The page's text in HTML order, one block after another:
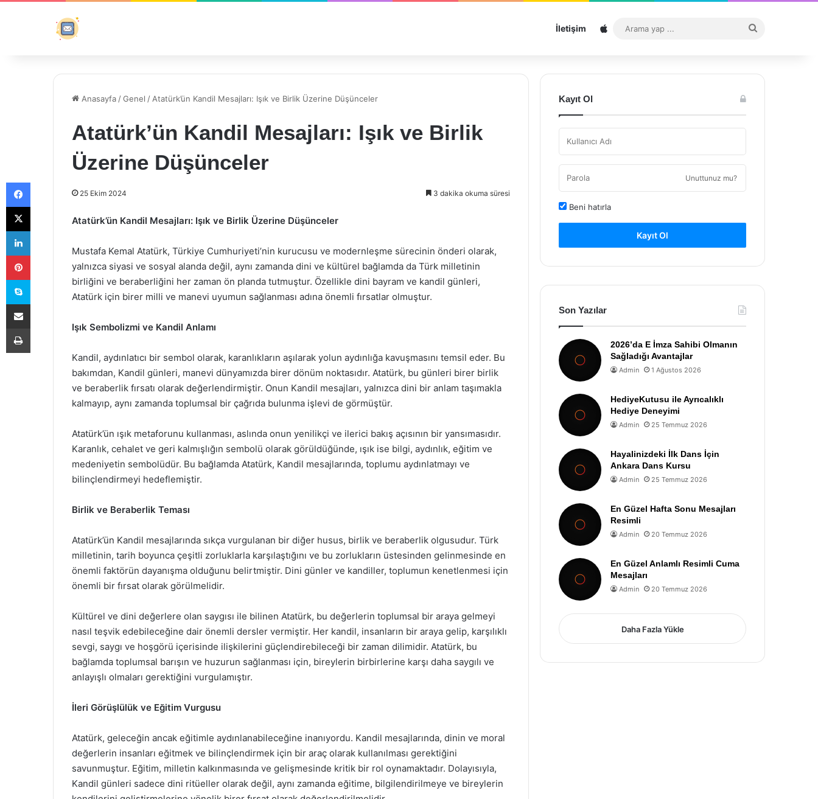
İletişim Sitemap
...
Anasayfa /Genel / Atatürk’ün Kandil Mesajları: Işık ve Birlik Üzerine Düşünceler
Atatürk’ün Kandil Mesajları: Işık ve Birlik
Üzerine Düşünceler
25 Ekim 2024 3 dakika okuma süresi
Atatürk’ün Kandil Mesajları: Işık ve Birlik Üzerine Düşünceler
Mustafa Kemal Atatürk, Türkiye Cumhuriyeti’nin kurucusu ve modernleşme sürecinin önderi olarak,
yalnızca siyasi ve sosyal alanda değil, aynı zamanda dini ve kültürel bağlamda da Türk milletinin
birliğini ve beraberliğini her zaman ön planda tutmuştur. Özellikle dini bayram ve kandil günleri,
Atatürk için birer milli ve manevi uyumun sağlanması adına önemli fırsatlar olmuştur.
Işık Sembolizmi ve Kandil Anlamı
Kandil, aydınlatıcı bir sembol olarak, karanlıkların aşılarak yolun aydınlığa kavuşmasını temsil eder. Bu
bakımdan, Kandil günleri, manevi dünyamızda birer dönüm noktasıdır. Atatürk, bu günleri birer birlik
ve beraberlik fırsatı olarak değerlendirmiştir. Onun Kandil mesajları, yalnızca dini bir anlam taşımakla
kalmayıp, aynı zamanda toplumsal bir çağrıda bulunma işlevi de görmüştür.
Atatürk’ün ışık metaforunu kullanması, aslında onun yenilikçi ve ilerici bakış açısının bir yansımasıdır.
Karanlık, cehalet ve geri kalmışlığın sembolü olarak görüldüğünde, ışık ise bilgi, aydınlık, eğitim ve
medeniyetin sembolüdür. Bu bağlamda Atatürk, Kandil mesajlarında, toplumu aydınlatmayı ve
bilinçlendirmeyi hedeflemiştir.
Birlik ve Beraberlik Teması
Atatürk’ün Kandil mesajlarında sıkça vurgulanan bir diğer husus, birlik ve beraberlik olgusudur. Türk
milletinin, tarih boyunca çeşitli zorluklarla karşılaştığını ve bu zorlukların üstesinden gelinmesinde en
önemli faktörün dayanışma olduğunu belirtmiştir. Dini günler ve kandiller, toplumun kenetlenmesi için
önemli bir fırsat olarak görülmelidir.
Kültürel ve dini değerlere olan saygısı ile bilinen Atatürk, bu değerlerin toplumsal bir araya gelmeyi
nasıl teşvik edebileceğine dair önemli dersler vermiştir. Her kandil, insanların bir araya gelip, karşılıklı
sevgi, saygı ve hoşgörü içerisinde ilişkilerini güçlendirebileceği bir zaman dilimidir. Atatürk, bu
bağlamda toplumsal barışın ve huzurun sağlanması için, bireylerin birbirlerine karşı daha saygılı ve
anlayışlı olmaları gerektiğini vurgulamıştır.
İleri Görüşlülük ve Eğitim Vurgusu
Atatürk, geleceğin ancak eğitimle aydınlanabileceğine inanıyordu. Kandil mesajlarında, dinin ve moral
değerlerin insanları eğitmek ve bilinçlendirmek için bir araç olarak kullanılması gerektiğini
savunmuştur. Eğitim, milletin kalkınmasında ve gelişmesinde kritik bir rol oynamaktadır. Dolayısıyla,
Kandil günleri sadece dini ritüeller olarak değil, aynı zamanda eğitime, bilgilendirilmeye ve bireylerin
Kayıt Ol
Unuttunuz mu?
Beni hatırla
Kayıt Ol
Son Yazılar
2026’da E İmza Sahibi Olmanın
Sağladığı Avantajlar
Admin 1 Ağustos 2026
HediyeKutusu ile Ayrıcalıklı
Hediye Deneyimi
Admin 25 Temmuz 2026
Hayalinizdeki İlk Dans İçin
Ankara Dans Kursu
Admin 25 Temmuz 2026
En Güzel Hafta Sonu Mesajları
Resimli
Admin 20 Temmuz 2026
En Güzel Anlamlı Resimli Cuma
Mesajları
Admin 20 Temmuz 2026
Daha Fazla Yükle
Facebook
X
LinkedIn
Pinterest
Skype
E-Posta ile paylaş